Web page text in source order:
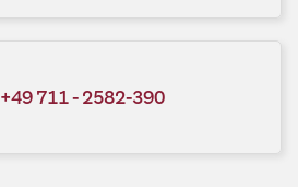
+49 711 - 2582-390